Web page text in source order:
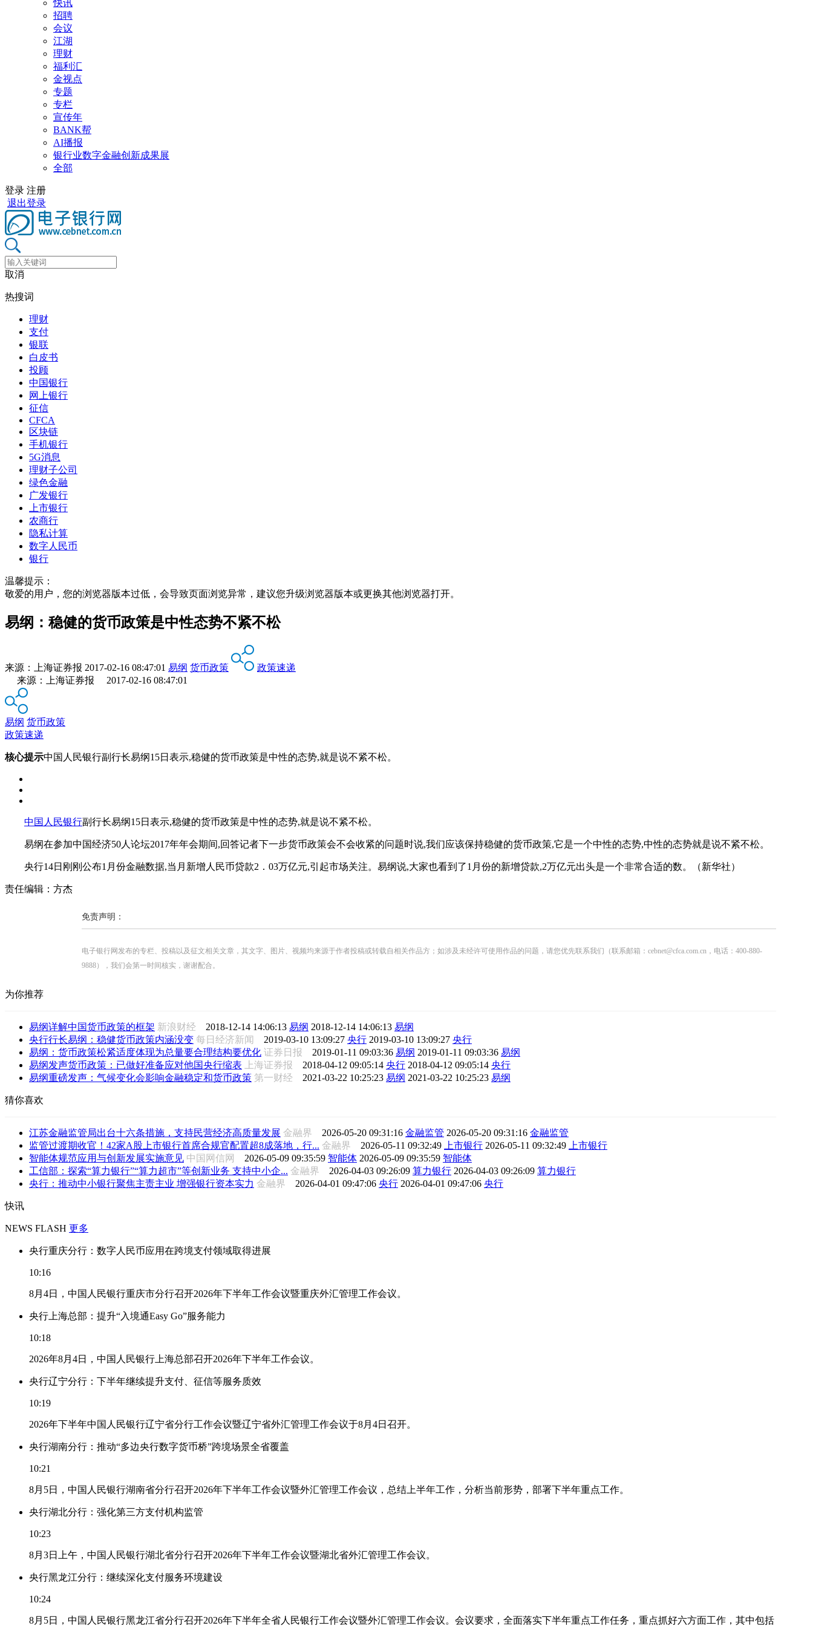
快讯
招聘
会议
江湖
理财
福利汇
金视点
专题
专栏
宣传年
BANK帮
AI播报
银行业数字金融创新成果展
全部
登录 注册
退出登录
取消
热搜词
理财
支付
银联
白皮书
投顾
中国银行
网上银行
征信
CFCA
区块链
手机银行
5G消息
理财子公司
绿色金融
广发银行
上市银行
农商行
隐私计算
数字人民币
银行
温馨提示：
敬爱的用户，您的浏览器版本过低，会导致页面浏览异常，建议您升级浏览器版本或更换其他浏览器打开。
易纲：稳健的货币政策是中性态势不紧不松
来源： 上海证券报 2017-02-16 08:47:01 易纲 货币政策
政策速递
来源：上海证券报 2017-02-16 08:47:01
易纲 货币政策
政策速递
核心提示中国人民银行副行长易纲15日表示,稳健的货币政策是中性的态势,就是说不紧不松。
中国人民银行副行长易纲15日表示,稳健的货币政策是中性的态势,就是说不紧不松。
易纲在参加中国经济50人论坛2017年年会期间,回答记者下一步货币政策会不会收紧的问题时说,我们应该保持稳健的货币政策,它是一个中性的态势,中性的态势就是说不紧不松。
央行14日刚刚公布1月份金融数据,当月新增人民币贷款2．03万亿元,引起市场关注。易纲说,大家也看到了1月份的新增贷款,2万亿元出头是一个非常合适的数。（新华社）
责任编辑：方杰
免责声明：
电子银行网发布的专栏、投稿以及征文相关文章，其文字、图片、视频均来源于作者投稿或转载自相关作品方；如涉及未经许可使用作品的问题，请您优先联系我们（联系邮箱：cebnet@cfca.com.cn，电话：400-880-
9888），我们会第一时间核实，谢谢配合。
为你推荐
易纲详解中国货币政策的框架 新浪财经 2018-12-14 14:06:13 易纲 2018-12-14 14:06:13 易纲
央行行长易纲：稳健货币政策内涵没变 每日经济新闻 2019-03-10 13:09:27 央行 2019-03-10 13:09:27 央行
易纲：货币政策松紧适度体现为总量要合理结构要优化 证券日报 2019-01-11 09:03:36 易纲 2019-01-11 09:03:36 易纲
易纲发声货币政策：已做好准备应对他国央行缩表
上海证券报 2018-04-12 09:05:14 央行 2018-04-12 09:05:14 央行
易纲重磅发声：气候变化会影响金融稳定和货币政策 第一财经 2021-03-22 10:25:23 易纲 2021-03-22 10:25:23 易纲
猜你喜欢
江苏金融监管局出台十六条措施，支持民营经济高质量发展 金融界 2026-05-20 09:31:16 金融监管 2026-05-20 09:31:16 金融监管
监管过渡期收官！42家A股上市银行首席合规官配置超8成落地，行... 金融界 2026-05-11 09:32:49 上市银行 2026-05-11 09:32:49
上市银行
智能体规范应用与创新发展实施意见 中国网信网 2026-05-09 09:35:59 智能体 2026-05-09 09:35:59 智能体
工信部：探索“算力银行”“算力超市”等创新业务 支持中小企... 金融界 2026-04-03 09:26:09 算力银行 2026-04-03 09:26:09 算力银行
央行：推动中小银行聚焦主责主业 增强银行资本实力 金融界 2026-04-01 09:47:06 央行 2026-04-01 09:47:06 央行
快讯
NEWS FLASH 更多
央行重庆分行：数字人民币应用在跨境支付领域取得进展
10:16
8月4日，中国人民银行重庆市分行召开2026年下半年工作会议暨重庆外汇管理工作会议。
央行上海总部：提升“入境通Easy Go”服务能力
10:18
2026年8月4日，中国人民银行上海总部召开2026年下半年工作会议。
央行辽宁分行：下半年继续提升支付、征信等服务质效
10:19
2026年下半年中国人民银行辽宁省分行工作会议暨辽宁省外汇管理工作会议于8月4日召开。
央行湖南分行：推动“多边央行数字货币桥”跨境场景全省覆盖
10:21
8月5日，中国人民银行湖南省分行召开2026年下半年工作会议暨外汇管理工作会议，总结上半年工作，分析当前形势，部署下半年重点工作。
央行湖北分行：强化第三方支付机构监管
10:23
8月3日上午，中国人民银行湖北省分行召开2026年下半年工作会议暨湖北省外汇管理工作会议。
央行黑龙江分行：继续深化支付服务环境建设
10:24
8月5日，中国人民银行黑龙江省分行召开2026年下半年全省人民银行工作会议暨外汇管理工作会议。会议要求，全面落实下半年重点工作任务，重点抓好六方面工作，其中包括